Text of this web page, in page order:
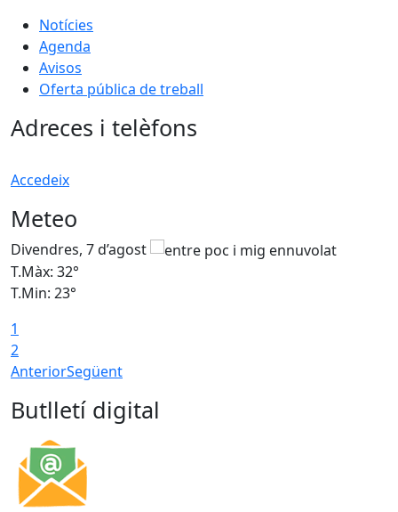
Notícies
Agenda
Avisos
Oferta pública de treball
Adreces i telèfons
Accedeix
Meteo
Divendres, 7 d’agost
T.Màx: 32°
T.Min: 23°
1
2
AnteriorSegüent
Butlletí digital